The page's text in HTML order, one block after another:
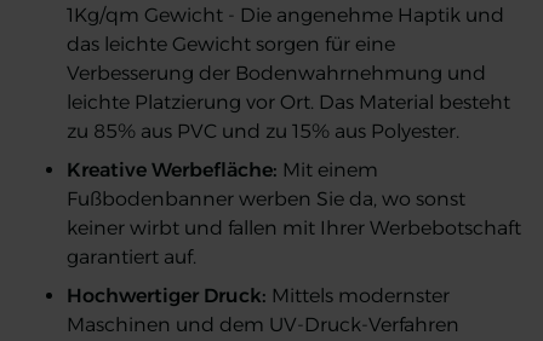
1Kg/qm Gewicht - Die angenehme Haptik und
das leichte Gewicht sorgen für eine
Verbesserung der Bodenwahrnehmung und
leichte Platzierung vor Ort. Das Material besteht
zu 85% aus PVC und zu 15% aus Polyester.
Kreative Werbefläche: Mit einem
Fußbodenbanner werben Sie da, wo sonst
keiner wirbt und fallen mit Ihrer Werbebotschaft
garantiert auf.
Hochwertiger Druck: Mittels modernster
Maschinen und dem UV-Druck-Verfahren